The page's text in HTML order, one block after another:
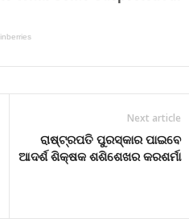
Next article
ରାଷ୍ଟ୍ରପତି ପୁରସ୍କାର ପାଇବେ
ଆଦର୍ଶ ଶିକ୍ଷକ ଶଶିଶେଖର କରଶର୍ମା